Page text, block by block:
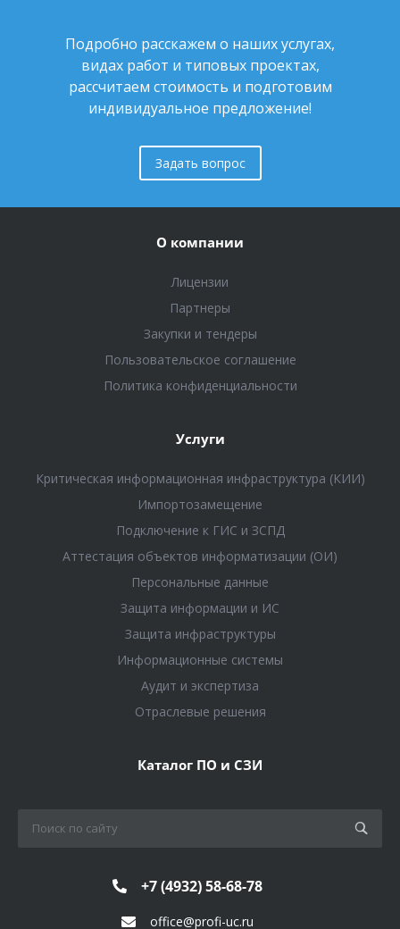
Подробно расскажем о наших услугах,
видах работ и типовых проектах,
рассчитаем стоимость и подготовим
индивидуальное предложение!
Задать вопрос
О компании
Лицензии
Партнеры
Закупки и тендеры
Пользовательское соглашение
Политика конфиденциальности
Услуги
Критическая информационная инфраструктура (КИИ)
Импортозамещение
Подключение к ГИС и ЗСПД
Аттестация объектов информатизации (ОИ)
Персональные данные
Защита информации и ИС
Защита инфраструктуры
Информационные системы
Аудит и экспертиза
Отраслевые решения
Каталог ПО и СЗИ
+7 (4932) 58-68-78
office@profi-uc.ru